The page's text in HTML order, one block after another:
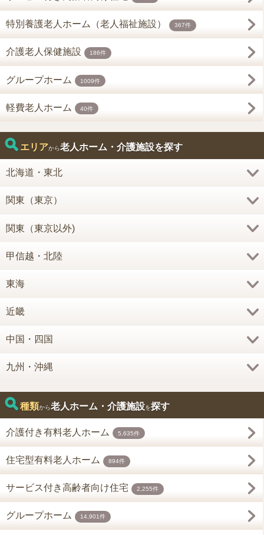
特別養護老人ホーム（老人福祉施設） 367件
介護老人保健施設 186件
グループホーム 1009件
軽費老人ホーム 40件
エリアから老人ホーム・介護施設を探す
北海道・東北
関東（東京）
関東（東京以外)
甲信越・北陸
東海
近畿
中国・四国
九州・沖縄
種類から老人ホーム・介護施設を探す
介護付き有料老人ホーム 5,635件
住宅型有料老人ホーム 894件
サービス付き高齢者向け住宅 2,255件
グループホーム 14,901件